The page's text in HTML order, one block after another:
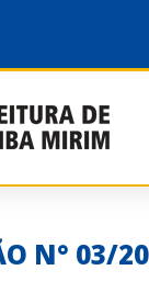
N° 03/